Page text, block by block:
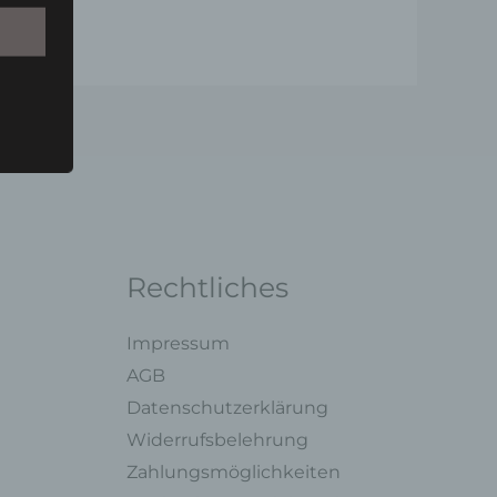
Rechtliches
Impressum
AGB
Datenschutzerklärung
Widerrufsbelehrung
Zahlungsmöglichkeiten
mit